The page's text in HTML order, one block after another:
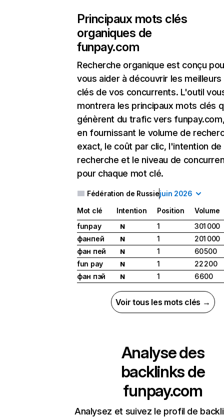
Principaux mots clés
organiques de
funpay.com
Recherche organique est conçu
vous aider à découvrir les
clés de vos concurrents. L'outil
montrera les principaux mots clés
génèrent du trafic vers
en fournissant le volume de
exact, le coût par clic, l'intention de
recherche et le niveau de
pour chaque mot clé.
Fédération de Russiejuin 2026
Mot clé Intention Position
Volume
funpay
N 1
301 000
фанпей
N 1
201 000
фан пей
N 1
60 500
fun pay
N 1
22 200
фан пэй
N 1 6 600
Voir tous les mots clés →
Analyse des
backlinks de
funpay.com
Analysez et suivez le profil de